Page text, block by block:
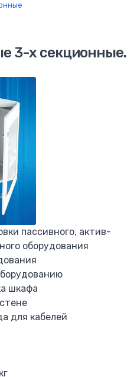
F, AE
F-A840
панельные DMK
DMK
3-х секционные.
пассивного, актив-
оборудования
шкафа
для кабелей